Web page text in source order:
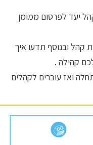
יעד לפרסום ממומן
קהל ובנוסף תדעו איך
קהילה .
ואז עוברים לקהלים